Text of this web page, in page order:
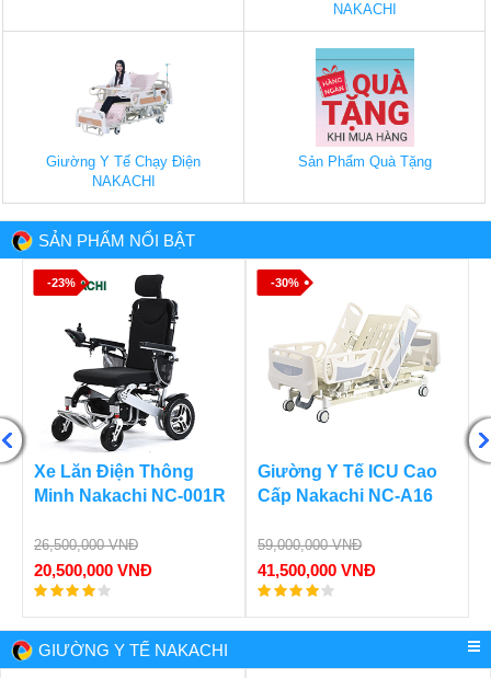
NAKACHI
Giường Y Tế Chạy Điện
NAKACHI
Sản Phẩm Quà Tặng
SẢN PHẨM NỔI BẬT
-17%
Nôi Trẻ Em Trên Ô Tô
BabyLux B-001
3,550,000 VNĐ
2,950,000 VNĐ
Xe Điện 3 Bánh Cho
Người Già NC-X03
Liên hệ
GIƯỜNG Y TẾ NAKACHI